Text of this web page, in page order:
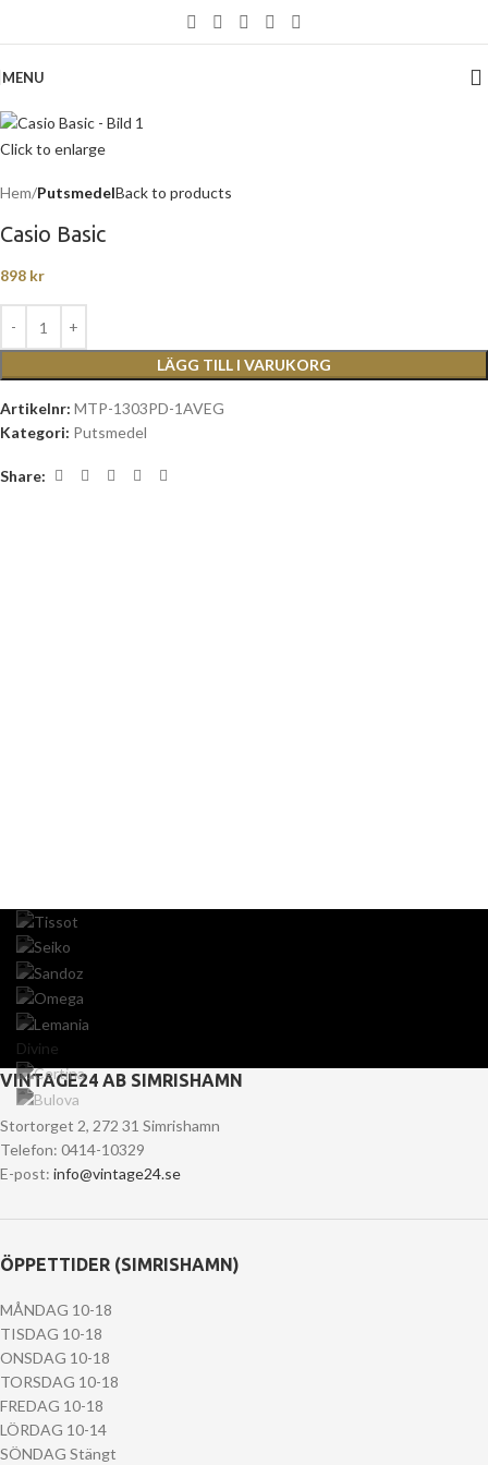
MENU
Click to enlarge
Hem PutsmedelBack to products
Casio Basic
898 kr
LÄGG TILL I VARUKORG
Artikelnr: MTP-1303PD-1AVEG
Kategori: Putsmedel
Share:
Divine
VINTAGE24 AB SIMRISHAMN
Stortorget 2, 272 31 Simrishamn
Telefon: 0414-10329
E-post: info@vintage24.se
ÖPPETTIDER (SIMRISHAMN)
MÅNDAG 10-18
TISDAG 10-18
ONSDAG 10-18
TORSDAG 10-18
FREDAG 10-18
LÖRDAG 10-14
SÖNDAG Stängt